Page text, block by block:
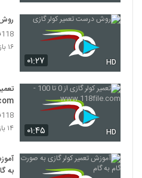
۰۱:۲۷ HD
118فایل اولین مرکز فروش فایل حجمی
۱۶ بازدید
۰۱:۴۵ HD
118فایل اولین مرکز فروش فایل حجمی
۱۴ بازدید
به